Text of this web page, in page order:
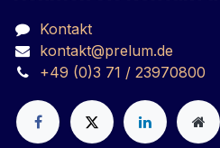
Kontakt
kontakt@prelum.de
+49 (0)3 71 / 23970800